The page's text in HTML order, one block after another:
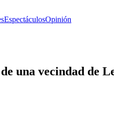
EspectáculosOpinión
una vecindad de